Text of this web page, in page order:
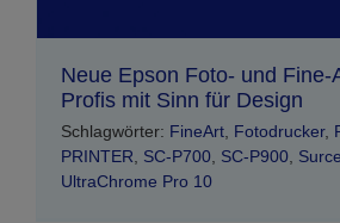
Neue Epson Foto- und Fine-
Profis mit Sinn für Design
Schlagwörter: FineArt Fotodrucker,
PRINTER
SC-P700 SC-P900
UltraChrome Pro 10